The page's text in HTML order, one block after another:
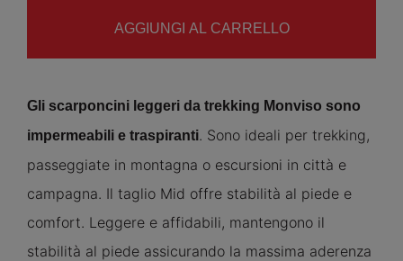
AGGIUNGI AL CARRELLO
Gli scarponcini leggeri da trekking Monviso sono
impermeabili e traspiranti. Sono ideali per trekking,
passeggiate in montagna o escursioni in città e
campagna. Il taglio Mid offre stabilità al piede e
comfort. Leggere e affidabili, mantengono il
stabilità al piede assicurando la massima aderenza